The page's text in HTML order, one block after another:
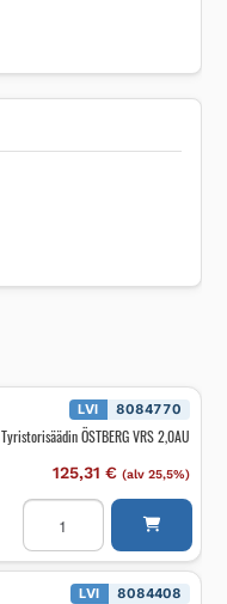
LVI 8084770
Tyristorisäädin ÖSTBERG VRS 2,0AU
125,31 € (alv 25,5%)
Tyristorisäädin
ÖSTBERG
2,0AU
määrä
LVI 8084408